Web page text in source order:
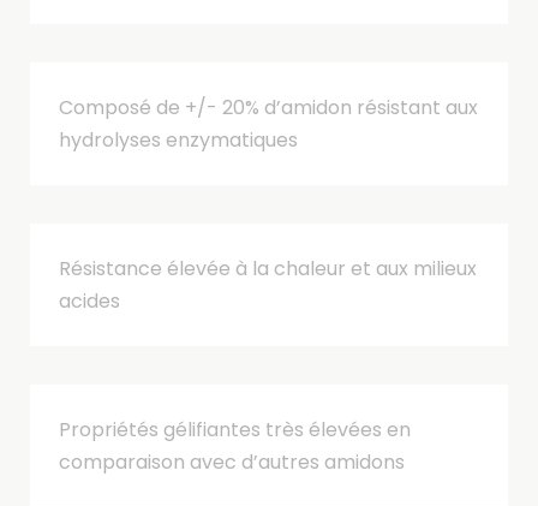
Composé de +/- 20% d’amidon résistant aux
hydrolyses enzymatiques
Résistance élevée à la chaleur et aux milieux
acides
Propriétés gélifiantes très élevées en
comparaison avec d’autres amidons